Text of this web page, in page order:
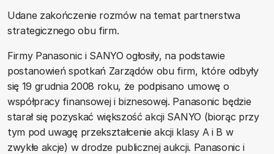
Udane zakończenie rozmów na temat partnerstwa
strategicznego obu firm.
Firmy Panasonic i SANYO ogłosiły, na podstawie
postanowień spotkań Zarządów obu firm, które odbyły
się 19 grudnia 2008 roku, że podpisano umowę o
współpracy finansowej i biznesowej. Panasonic będzie
starał się pozyskać większość akcji SANYO (biorąc przy
tym pod uwagę przekształcenie akcji klasy A i B w
zwykłe akcje) w drodze publicznej aukcji. Panasonic i